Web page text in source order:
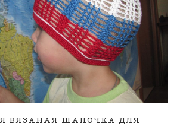
ВЯЗАНАЯ ШАПОЧКА ДЛЯ